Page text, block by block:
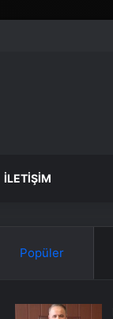
İLETIŞIM
Popüler